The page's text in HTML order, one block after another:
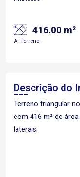
416.00 m²
A. Terreno
Descrição do
Terreno triangular
com 416 m² de
laterais.